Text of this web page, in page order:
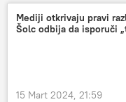
Specijalna vojna operacija
Ukrajina
Mediji otkrivaju pravi
Šolc odbija da isporuči
15 Mart 2024, 21:59